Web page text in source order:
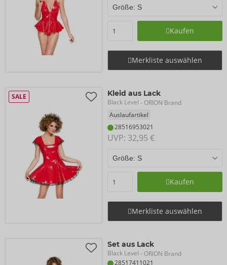
Kaufen
Merkliste auswählen
SALE Kleid aus Lack
Black Level - ORION Brand
Auslaufartikel
28516953021
UVP: 32,95 €
Kaufen
Merkliste auswählen
Set aus Lack
Black Level - ORION Brand
28517411021